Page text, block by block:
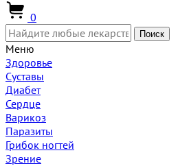
0
Поиск
Меню
Здоровье
Суставы
Диабет
Сердце
Варикоз
Паразиты
Грибок ногтей
Зрение